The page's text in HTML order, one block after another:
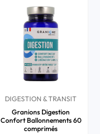
DIGESTION & TRANSIT
Granions Digestion
Confort Ballonnements 60
comprimés